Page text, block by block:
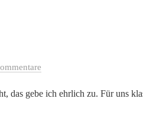
das gebe ich ehrlich zu. Für uns